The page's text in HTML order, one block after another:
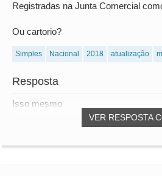
Registradas na Junta Comercial
Ou cartorio?
Simples Nacional 2018 atualização
Resposta
VER RESPOSTA
Isso mesmo